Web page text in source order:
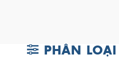
PHÂN